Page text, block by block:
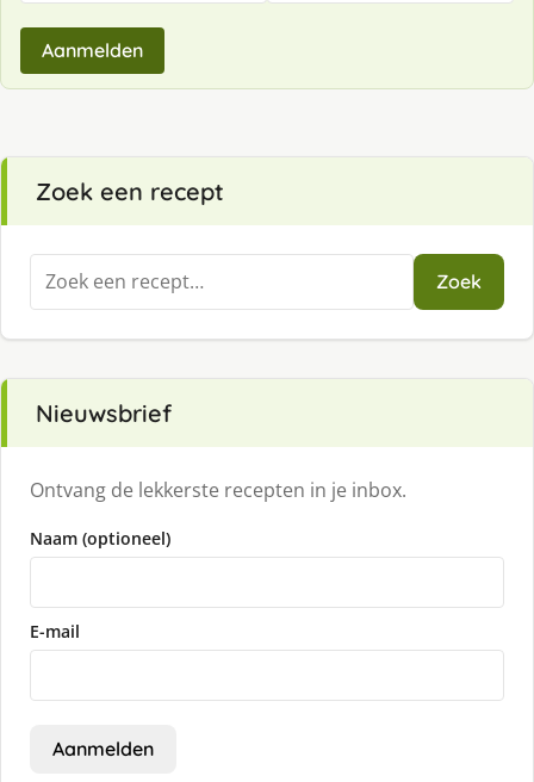
Aanmelden
Zoek een recept
Zoeken
naar:
Zoek
Nieuwsbrief
Ontvang de lekkerste recepten in je inbox.
Naam (optioneel)
E-mail
Aanmelden